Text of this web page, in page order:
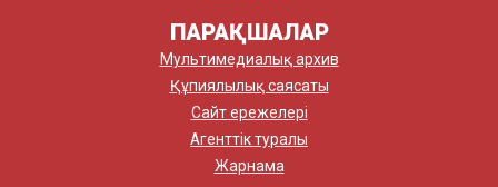
ПАРАҚШАЛАР
Мультимедиалық архив
Құпиялылық саясаты
Сайт ережелері
Агенттік туралы
Жарнама